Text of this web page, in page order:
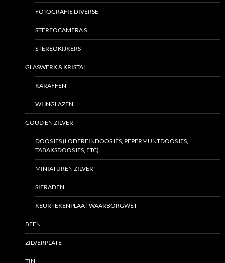
FOTOGRAFIE DIVERSE
STEREOCAMERA’S
STEREOKIJKERS
GLASWERK & KRISTAL
KARAFFEN
WIJNGLAZEN
GOUD EN ZILVER
DOOSJES (LODEREINDOOSJES, PEPERMUNTDOOSJES,
TABAKSDOOSJES, ETC)
MINIATUREN ZILVER
SIERADEN
KEURTEKENPLAAT WAARBORGWET
BEEN
ZILVERPLATE
TIN